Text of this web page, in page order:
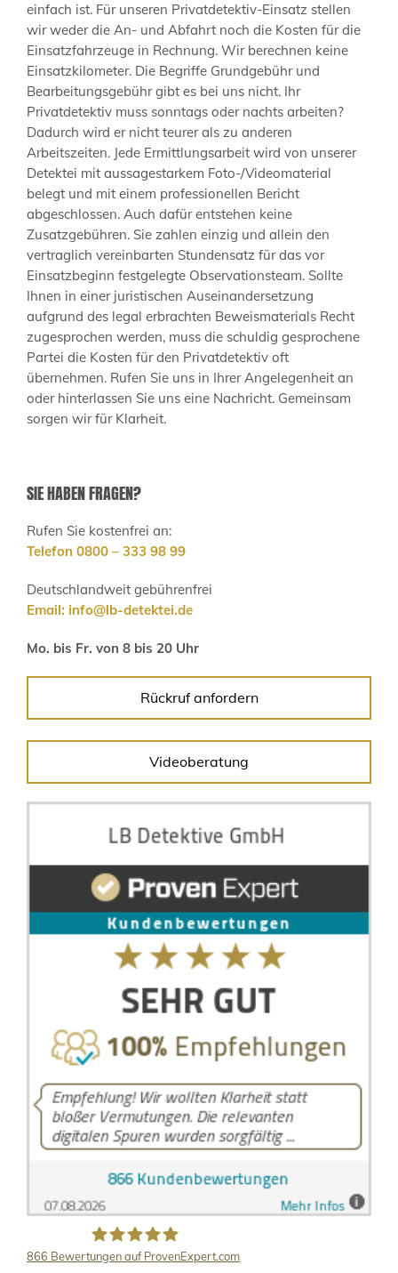
einfach ist. Für unseren Privatdetektiv-Einsatz stellen
wir weder die An- und Abfahrt noch die Kosten für die
Einsatzfahrzeuge in Rechnung. Wir berechnen keine
Einsatzkilometer. Die Begriffe Grundgebühr und
Bearbeitungsgebühr gibt es bei uns nicht. Ihr
Privatdetektiv muss sonntags oder nachts arbeiten?
Dadurch wird er nicht teurer als zu anderen
Arbeitszeiten. Jede Ermittlungsarbeit wird von unserer
Detektei mit aussagestarkem Foto-/Videomaterial
belegt und mit einem professionellen Bericht
abgeschlossen. Auch dafür entstehen keine
Zusatzgebühren. Sie zahlen einzig und allein den
vertraglich vereinbarten Stundensatz für das vor
Einsatzbeginn festgelegte Observationsteam. Sollte
Ihnen in einer juristischen Auseinandersetzung
aufgrund des legal erbrachten Beweismaterials Recht
zugesprochen werden, muss die schuldig gesprochene
Partei die Kosten für den Privatdetektiv oft
übernehmen. Rufen Sie uns in Ihrer Angelegenheit an
oder hinterlassen Sie uns eine Nachricht. Gemeinsam
sorgen wir für Klarheit.
SIE HABEN FRAGEN?
Rufen Sie kostenfrei an:
Telefon 0800 – 333 98 99
Deutschlandweit gebührenfrei
Email: info@lb-detektei.de
Mo. bis Fr. von 8 bis 20 Uhr
Rückruf anfordern
Videoberatung
866 Bewertungen auf ProvenExpert.com